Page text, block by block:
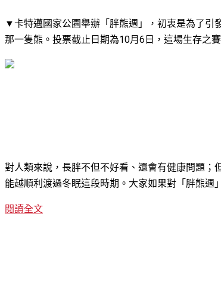
▼卡特邁國家公園舉辦「胖熊週」，初衷是為了引
那一隻熊。投票截止日期為10月6日，這場生存之
對人類來說，長胖不但不好看、還會有健康問題
能越順利渡過冬眠這段時期。大家如果對「胖熊週
閱讀全文